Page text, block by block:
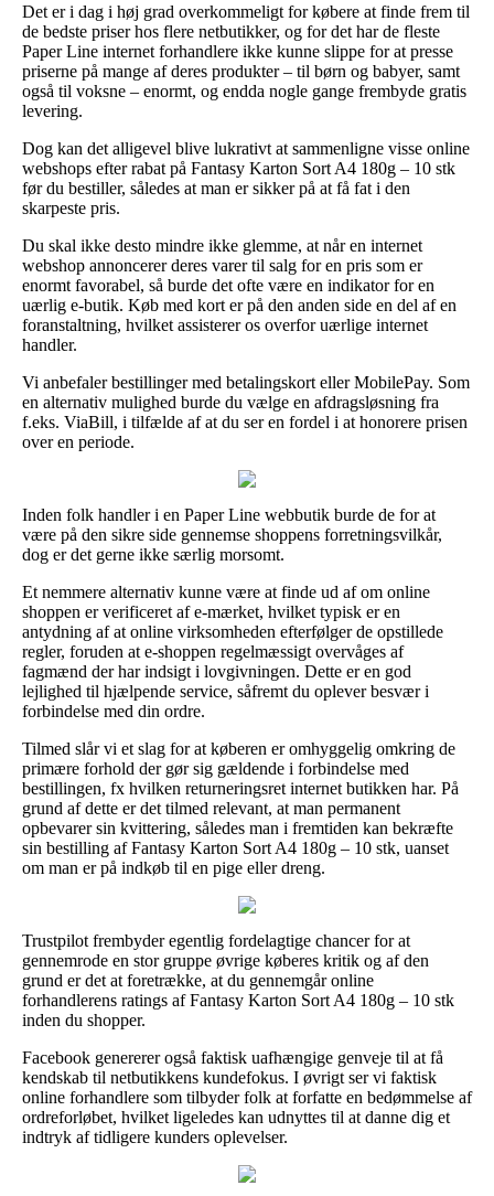
Det er i dag i høj grad overkommeligt for købere at finde frem til
de bedste priser hos flere netbutikker, og for det har de fleste
Paper Line internet forhandlere ikke kunne slippe for at presse
priserne på mange af deres produkter – til børn og babyer, samt
også til voksne – enormt, og endda nogle gange frembyde gratis
levering.
Dog kan det alligevel blive lukrativt at sammenligne visse online
webshops efter rabat på Fantasy Karton Sort A4 180g – 10 stk
før du bestiller, således at man er sikker på at få fat i den
skarpeste pris.
Du skal ikke desto mindre ikke glemme, at når en internet
webshop annoncerer deres varer til salg for en pris som er
enormt favorabel, så burde det ofte være en indikator for en
uærlig e-butik. Køb med kort er på den anden side en del af en
foranstaltning, hvilket assisterer os overfor uærlige internet
handler.
Vi anbefaler bestillinger med betalingskort eller MobilePay. Som
en alternativ mulighed burde du vælge en afdragsløsning fra
f.eks. ViaBill, i tilfælde af at du ser en fordel i at honorere prisen
over en periode.
Inden folk handler i en Paper Line webbutik burde de for at
være på den sikre side gennemse shoppens forretningsvilkår,
dog er det gerne ikke særlig morsomt.
Et nemmere alternativ kunne være at finde ud af om online
shoppen er verificeret af e-mærket, hvilket typisk er en
antydning af at online virksomheden efterfølger de opstillede
regler, foruden at e-shoppen regelmæssigt overvåges af
fagmænd der har indsigt i lovgivningen. Dette er en god
lejlighed til hjælpende service, såfremt du oplever besvær i
forbindelse med din ordre.
Tilmed slår vi et slag for at køberen er omhyggelig omkring de
primære forhold der gør sig gældende i forbindelse med
bestillingen, fx hvilken returneringsret internet butikken har. På
grund af dette er det tilmed relevant, at man permanent
opbevarer sin kvittering, således man i fremtiden kan bekræfte
sin bestilling af Fantasy Karton Sort A4 180g – 10 stk, uanset
om man er på indkøb til en pige eller dreng.
Trustpilot frembyder egentlig fordelagtige chancer for at
gennemrode en stor gruppe øvrige køberes kritik og af den
grund er det at foretrække, at du gennemgår online
forhandlerens ratings af Fantasy Karton Sort A4 180g – 10 stk
inden du shopper.
Facebook genererer også faktisk uafhængige genveje til at få
kendskab til netbutikkens kundefokus. I øvrigt ser vi faktisk
online forhandlere som tilbyder folk at forfatte en bedømmelse af
ordreforløbet, hvilket ligeledes kan udnyttes til at danne dig et
indtryk af tidligere kunders oplevelser.